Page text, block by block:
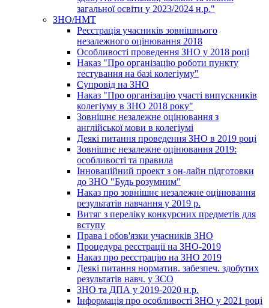
загальної освіти у 2023/2024 н.р."
ЗНО/НМТ
Реєстрація учасників зовнішнього
незалежного оцінювання 2018
Особливості проведення ЗНО у 2018 році
Наказ "Про організацію роботи пункту
тестування на базі колегіуму"
Супровід на ЗНО
Наказ "Про організацію участі випускників
колегіуму в ЗНО 2018 року"
Зовнішнє незалежне оцінювання з
англійської мови в колегіумі
Деякі питання проведення ЗНО в 2019 році
Зовнішнє незалежне оцінювання 2019:
особливості та правила
Інноваційний проект з он-лайн підготовки
до ЗНО "Будь розумним"
Наказ про зовнішнє незалежне оцінювання
результатів навчання у 2019 р.
Витяг з переліку конкурсних предметів для
вступу
Права і обов'язки учасників ЗНО
Процедура реєстрації на ЗНО-2019
Наказ про реєстрацію на ЗНО 2019
Деякі питання норматив. забезпеч. здобутих
результатів навч. у ЗСО
ЗНО та ДПА у 2019-2020 н.р.
Інформація про особливості ЗНО у 2021 році